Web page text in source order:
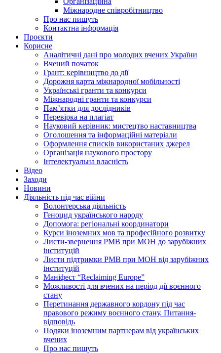
Міжнародне співробітництво
Про нас пишуть
Контактна інформація
Проєкти
Корисне
Аналітичні дані про молодих вчених України
Вчений початок
Грант: керівництво до дії
Дорожня карта міжнародної мобільності
Українські гранти та конкурси
Міжнародні гранти та конкурси
Памʼятки для дослідників
Перевірка на плагіат
Науковий керівник: мистецтво наставництва
Оголошення та інформаційні матеріали
Оформлення списків використаних джерел
Організація наукового простору
Інтелектуальна власність
Відео
Заходи
Новини
Діяльність під час війни
Волонтерська діяльність
Геноцид українського народу
Допомога: регіональні координатори
Курси іноземних мов та професійного розвитку
Листи-звернення РМВ при МОН до зарубіжних
інституцій
Листи підтримки РМВ при МОН від зарубіжних
інституцій
Маніфест “Reclaiming Europe”
Можливості для вчених на період дії воєнного
стану
Перетинання державного кордону під час
правового режиму воєнного стану. Питання-
відповідь
Подяки іноземним партнерам від українських
вчених
Про нас пишуть